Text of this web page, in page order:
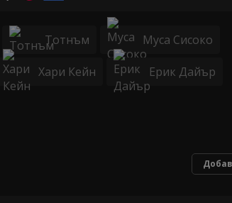
Тотнъм Муса Сисоко
Хари Кейн Ерик Дайър